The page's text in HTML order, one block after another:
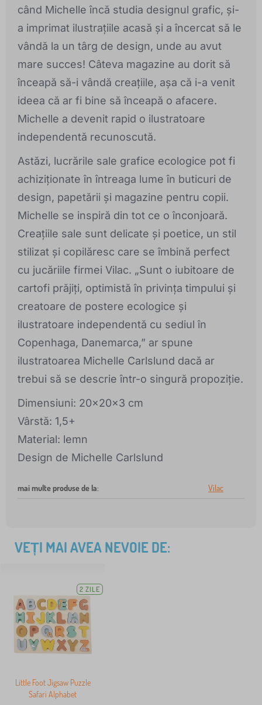
când Michelle încă studia designul grafic, și-
a imprimat ilustrațiile acasă și a încercat să le
vândă la un târg de design, unde au avut
mare succes! Câteva magazine au dorit să
înceapă să-i vândă creațiile, așa că i-a venit
ideea că ar fi bine să înceapă o afacere.
Michelle a devenit rapid o ilustratoare
independentă recunoscută.
Astăzi, lucrările sale grafice ecologice pot fi
achiziționate în întreaga lume în buticuri de
design, papetării și magazine pentru copii.
Michelle se inspiră din tot ce o înconjoară.
Creațiile sale sunt delicate și poetice, un stil
stilizat și copilăresc care se îmbină perfect
cu jucăriile firmei Vilac. „Sunt o iubitoare de
cartofi prăjiți, optimistă în privința timpului și
creatoare de postere ecologice și
ilustratoare independentă cu sediul în
Copenhaga, Danemarca,” ar spune
ilustratoarea Michelle Carlslund dacă ar
trebui să se descrie într-o singură propoziție.
Dimensiuni: 20x20x3 cm
Vârstă: 1,5+
Material: lemn
Design de Michelle Carlslund
mai multe produse de la: Vilac
VEȚI MAI AVEA NEVOIE DE:
2 ZILE
Little Foot Jigsaw Puzzle
Safari Alphabet